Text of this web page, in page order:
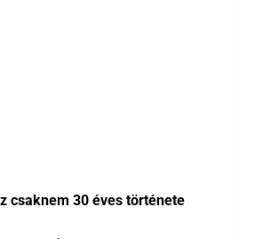
csaknem 30 éves története